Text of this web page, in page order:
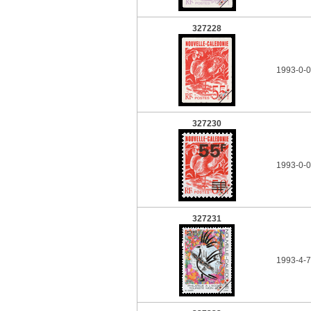
327228
1993-0-
327230
1993-0-
327231
1993-4-